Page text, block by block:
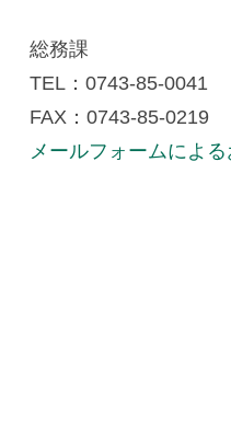
総務課
TEL：0743-85-0041
FAX：0743-85-0219
メールフォームによ